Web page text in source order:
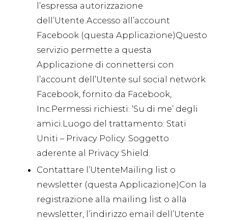
l’espressa autorizzazione
dell’Utente.Accesso all’account
Facebook (questa Applicazione)Questo
servizio permette a questa
Applicazione di connettersi con
l’account dell’Utente sul social network
Facebook, fornito da Facebook,
Inc.Permessi richiesti: ‘Su di me’ degli
amici.Luogo del trattamento: Stati
Uniti – Privacy Policy. Soggetto
aderente al Privacy Shield.
Contattare l’UtenteMailing list o
newsletter (questa Applicazione)Con la
registrazione alla mailing list o alla
newsletter, l’indirizzo email dell’Utente